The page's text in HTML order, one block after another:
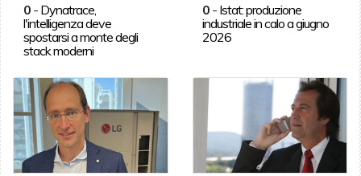
0- Dynatrace,
l'intelligenza deve
spostarsi a monte degli
stack moderni
0 - Istat: produzione
industriale in calo a giugno
2026